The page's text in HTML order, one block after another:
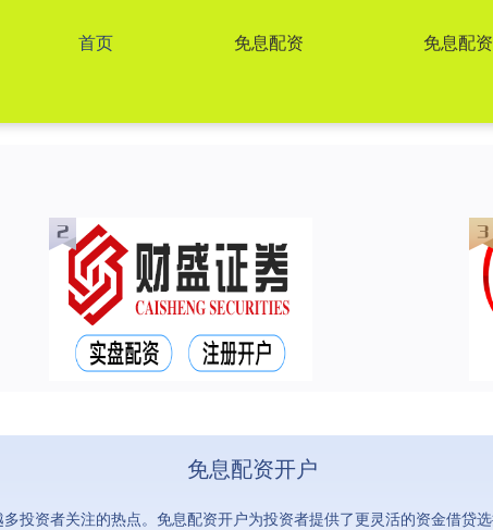
首页 免息配资 免息配
免息配资开户
投资者关注的热点。免息配资开户为投资者提供了更灵活的资金借贷